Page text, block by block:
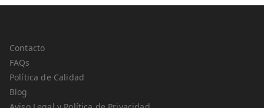
Contacto
FAQs
Política de Calidad
Blog